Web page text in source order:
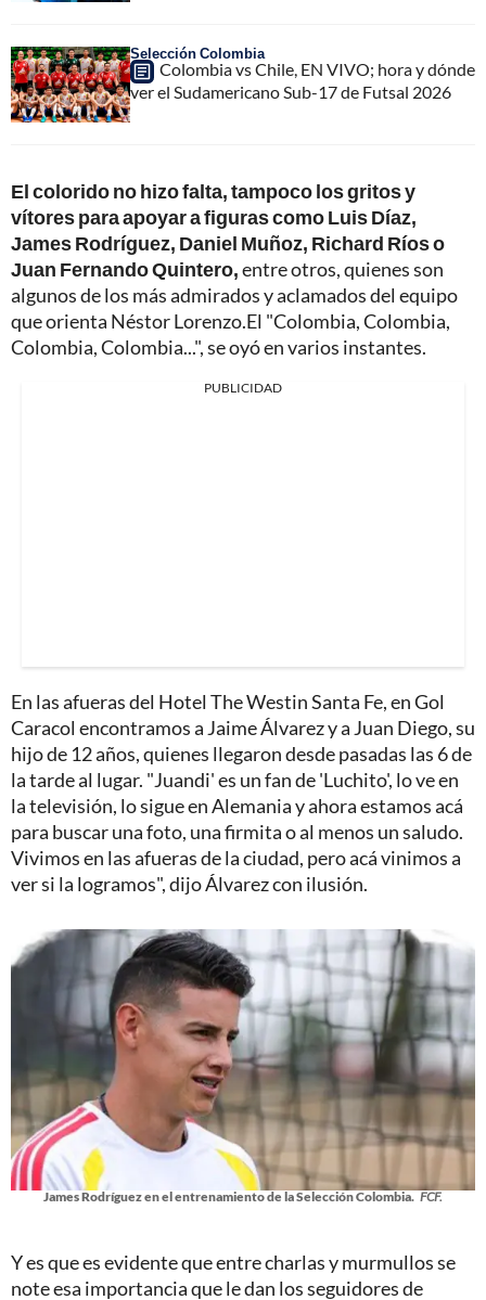
Selección Colombia
Colombia vs Chile, EN VIVO; hora y dónde
ver el Sudamericano Sub-17 de Futsal 2026
El colorido no hizo falta, tampoco los gritos y
vítores para apoyar a figuras como Luis Díaz,
James Rodríguez, Daniel Muñoz, Richard Ríos o
Juan Fernando Quintero,entre otros, quienes son
algunos de los más admirados y aclamados del equipo
que orienta Néstor Lorenzo.El "Colombia, Colombia,
Colombia, Colombia...", se oyó en varios instantes.
PUBLICIDAD
En las afueras del Hotel The Westin Santa Fe, en Gol
Caracol encontramos a Jaime Álvarez y a Juan Diego, su
hijo de 12 años, quienes llegaron desde pasadas las 6 de
la tarde al lugar. "Juandi' es un fan de 'Luchito', lo ve en
la televisión, lo sigue en Alemania y ahora estamos acá
para buscar una foto, una firmita o al menos un saludo.
Vivimos en las afueras de la ciudad, pero acá vinimos a
ver si la logramos", dijo Álvarez con ilusión.
James Rodríguez en el entrenamiento de la Selección Colombia. FCF.
Y es que es evidente que entre charlas y murmullos se
note esa importancia que le dan los seguidores de